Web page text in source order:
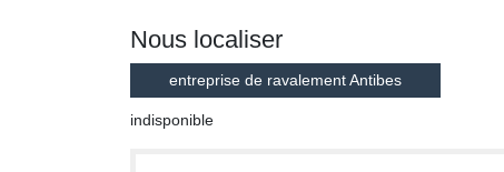
Nous localiser
entreprise de ravalement Antibes
indisponible